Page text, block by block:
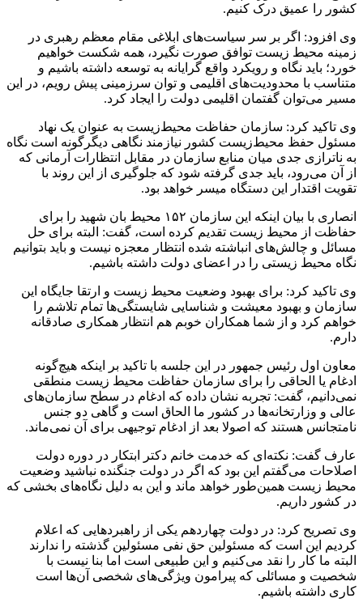
کشور را عمیق درک کنیم.
وی افزود: اگر بر سر سیاست‌های ابلاغی مقام معظم رهبری در
زمینه محیط زیست توافق صورت نگیرد، همه شکست خواهیم
خورد؛ باید نگاه و رویکرد واقع گرایانه به توسعه داشته باشیم و
متناسب با محدودیت‌های اقلیمی و توان سرزمینی پیش رویم، در این
مسیر می‌توان گفتمان اقلیمی دولت را ایجاد کرد.
وی تاکید کرد: سازمان حفاظت محیط‌زیست به عنوان یک نهاد
مسئول حفظ محیط‌زیست کشور نیازمند نگاهی دیگرگونه است نگاه
به ناترازی جدی میان منابع سازمان در مقابل انتظارات آرمانی که
از آن می‌رود، باید جدی گرفته شود که جلوگیری از این روند با
تقویت اقتدار این دستگاه میسر خواهد بود.
انصاری با بیان اینکه این سازمان ۱۵۲ محیط بان شهید را برای
حفاظت از محیط زیست تقدیم کرده است، گفت: البته برای حل
مسائل و چالش‌های انباشته شده انتظار معجزه نیست و باید بتوانیم
نگاه محیط زیستی را در اعضای دولت داشته باشیم.
وی تاکید کرد: برای بهبود وضعیت محیط زیست و ارتقا جایگاه این
سازمان و بهبود معیشت و شناسایی شایستگی‌ها تمام تلاشم را
خواهم کرد و از شما همکاران خوبم هم انتظار همکاری صادقانه
دارم.
معاون اول رئیس جمهور در این جلسه با تاکید بر اینکه هیچ‌گونه
ادغام یا الحاقی را برای سازمان حفاظت محیط زیست منطقی
نمی‌دانیم، گفت: تجربه نشان داده که ادغام در سطح سازمان‌های
عالی و وزارتخانه‌ها در کشور ما الحاق است و گاهی دو جنس
نامتجانس هستند که اصولا بعد از ادغام توجیهی برای آن نمی‌ماند.
عارف گفت: نکته‌ای که خدمت خانم دکتر ابتکار در دوره دولت
اصلاحات می‌گفتم این بود که اگر در دولت جنگنده نباشید وضعیت
محیط زیست همین‌طور خواهد ماند و این به دلیل نگاه‌های بخشی که
در کشور داریم.
وی تصریح کرد: در دولت چهاردهم یکی از راهبردهایی که اعلام
کردیم این است که مسئولین حق نفی مسئولین گذشته را ندارند
البته ما کار را نقد می‌کنیم و این طبیعی است اما بنا نیست با
شخصیت و مسائلی که پیرامون ویژگی‌های شخصی آن‌ها است
کاری داشته باشیم.